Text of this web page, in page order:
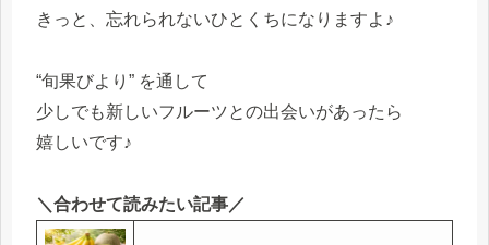
きっと、忘れられないひとくちになりますよ♪
“旬果びより” を通して
少しでも新しいフルーツとの出会いがあったら
嬉しいです♪
＼合わせて読みたい記事／